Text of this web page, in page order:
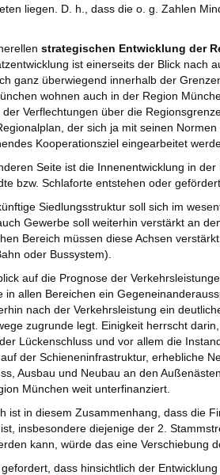
liegen. D. h., dass die o. g. Zahlen
strategischen Entwicklung der
ist einerseits der Blick nach
ganz überwiegend innerhalb der
wohnen auch in der Region
Verflechtungen über die
der sich ja mit seinen
Kooperationsziel eingearbeitet
Seite ist die Innenentwicklung in
bzw. Schlaforte entstehen oder
Siedlungsstruktur soll sich im
Gewerbe soll weiterhin verstärkt an
Bereich müssen diese Achsen
oder Bussystem).
auf die Prognose der
in allen Bereichen ein
nach der Verkehrsleistung ein
zugrunde legt. Einigkeit herrscht
Lückenschluss und vor allem die
der Schieneninfrastruktur, erhebliche
Ausbau und Neubau an den
München weit unterfinanziert.
ist in diesem Zusammenhang, dass die
insbesondere diejenige der 2.
kann, würde das eine Verschiebung
dass hinsichtlich der